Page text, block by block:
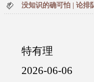
没知识的确可怕 | 论排
特有理
2026-06-06